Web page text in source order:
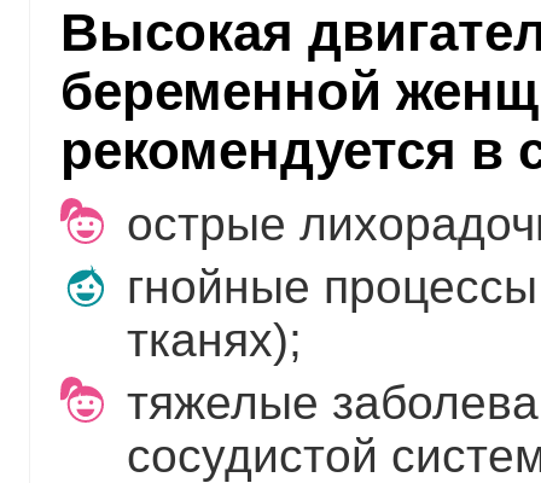
Высокая
беременной
рекомендуется в
острые
гнойные
тканях);
тяжелые
сосудистой